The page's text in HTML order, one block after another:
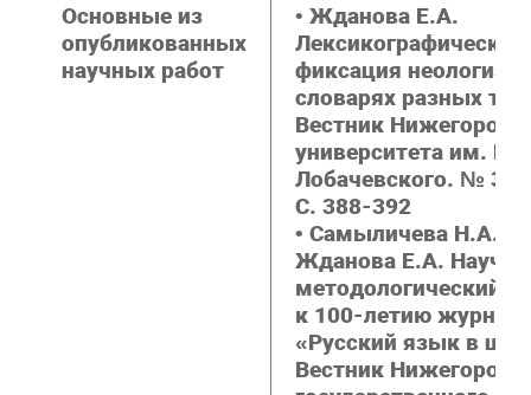
Основные из
опубликованных
научных работ
• Жданова Е.А.
Лексикографическая
фиксация
словарях разных
Вестник
университета им.
Лобачевского. № 3.
С. 388-392
• Самыличева Н.А.,
Жданова Е.А.
методологический
к 100-летию журнала
«Русский язык в
Вестник